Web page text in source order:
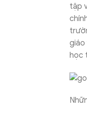
tập
giáo
học